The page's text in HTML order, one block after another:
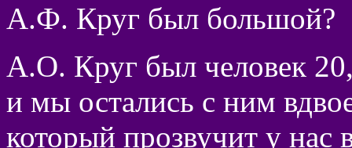
А.Ф. Круг был большой?
А.О. Круг был человек
и мы остались с ним
который прозвучит у нас